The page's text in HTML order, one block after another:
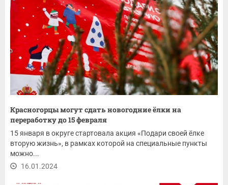
Красногорцы могут сдать новогодние ёлки на
переработку до 15 февраля
15 января в округе стартовала акция «Подари своей ёлке
вторую жизнь», в рамках которой на специальные пункты
можно...
16.01.2024